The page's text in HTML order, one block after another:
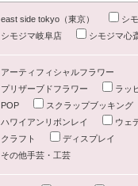
east side tokyo（東京）
シ
シモジマ岐阜店
シモジマ心
アーティフィシャルフラワー
プリザーブドフラワー
ラッ
POP
スクラップブッキング
ハワイアンリボンレイ
ウェ
クラフト
ディスプレイ
その他手芸・工芸